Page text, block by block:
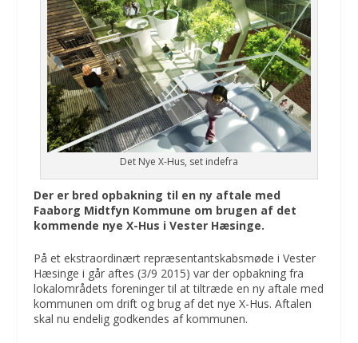
Det Nye X-Hus, set indefra
Der er bred opbakning til en ny aftale med
Faaborg Midtfyn Kommune om brugen af det
kommende nye X-Hus i Vester Hæsinge.
På et ekstraordinært repræsentantskabsmøde i Vester
Hæsinge i går aftes (3/9 2015) var der opbakning fra
lokalområdets foreninger til at tiltræde en ny aftale med
kommunen om drift og brug af det nye X-Hus. Aftalen
skal nu endelig godkendes af kommunen.